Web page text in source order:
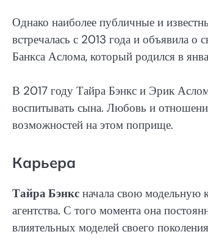
Однако наиболее публичные и
встречалась с 2013 года и объявила
Банкса Аслома, который родился в
В 2017 году Тайра Бэнкс и Эрик
воспитывать сына. Любовь и
возможностей на этом поприще.
Карьера
Тайра Бэнкс начала свою модельную
агентства. С того момента она
влиятельных моделей своего